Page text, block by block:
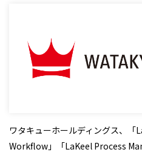
ワタキューホールディングス、「
Workflow」「LaKeel Process